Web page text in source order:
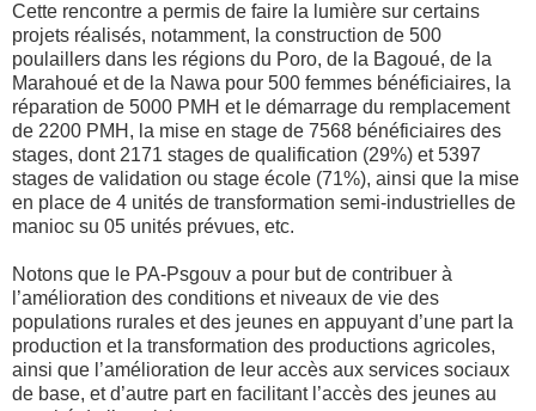
Cette rencontre a permis de faire la lumière sur certains
projets réalisés, notamment, la construction de 500
poulaillers dans les régions du Poro, de la Bagoué, de la
Marahoué et de la Nawa pour 500 femmes bénéficiaires, la
réparation de 5000 PMH et le démarrage du remplacement
de 2200 PMH, la mise en stage de 7568 bénéficiaires des
stages, dont 2171 stages de qualification (29%) et 5397
stages de validation ou stage école (71%), ainsi que la mise
en place de 4 unités de transformation semi-industrielles de
manioc su 05 unités prévues, etc.
Notons que le PA-Psgouv a pour but de contribuer à
l’amélioration des conditions et niveaux de vie des
populations rurales et des jeunes en appuyant d’une part la
production et la transformation des productions agricoles,
ainsi que l’amélioration de leur accès aux services sociaux
de base, et d’autre part en facilitant l’accès des jeunes au